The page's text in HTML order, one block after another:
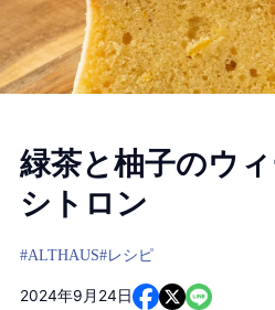
緑茶と柚子のウ
シトロン
#ALTHAUS#レシピ
2024年9月24日